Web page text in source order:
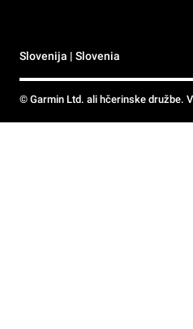
Slovenija | Slovenia
© Garmin Ltd. ali hčerinske družbe.